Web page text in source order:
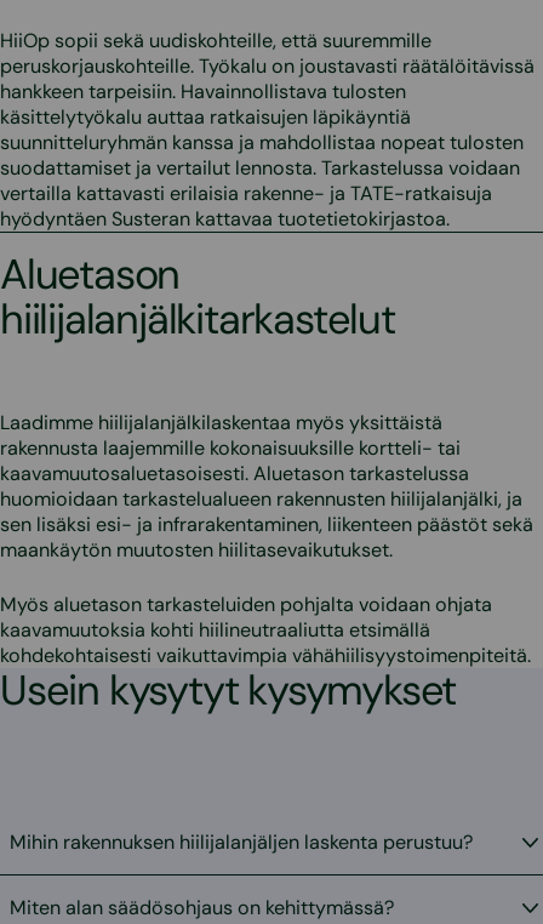
HiiOp sopii sekä uudiskohteille, että suuremmille
peruskorjauskohteille. Työkalu on joustavasti räätälöitävissä
hankkeen tarpeisiin. Havainnollistava tulosten
käsittelytyökalu auttaa ratkaisujen läpikäyntiä
suunnitteluryhmän kanssa ja mahdollistaa nopeat tulosten
suodattamiset ja vertailut lennosta. Tarkastelussa voidaan
vertailla kattavasti erilaisia rakenne- ja TATE-ratkaisuja
hyödyntäen Susteran kattavaa tuotetietokirjastoa.
Aluetason
hiilijalanjälkitarkastelut
Laadimme hiilijalanjälkilaskentaa myös yksittäistä
rakennusta laajemmille kokonaisuuksille kortteli- tai
kaavamuutosaluetasoisesti. Aluetason tarkastelussa
huomioidaan tarkastelualueen rakennusten hiilijalanjälki, ja
sen lisäksi esi- ja infrarakentaminen, liikenteen päästöt sekä
maankäytön muutosten hiilitasevaikutukset.
Myös aluetason tarkasteluiden pohjalta voidaan ohjata
kaavamuutoksia kohti hiilineutraaliutta etsimällä
kohdekohtaisesti vaikuttavimpia vähähiilisyystoimenpiteitä.
Usein kysytyt kysymykset
Mihin rakennuksen hiilijalanjäljen laskenta perustuu?
Miten alan säädösohjaus on kehittymässä?